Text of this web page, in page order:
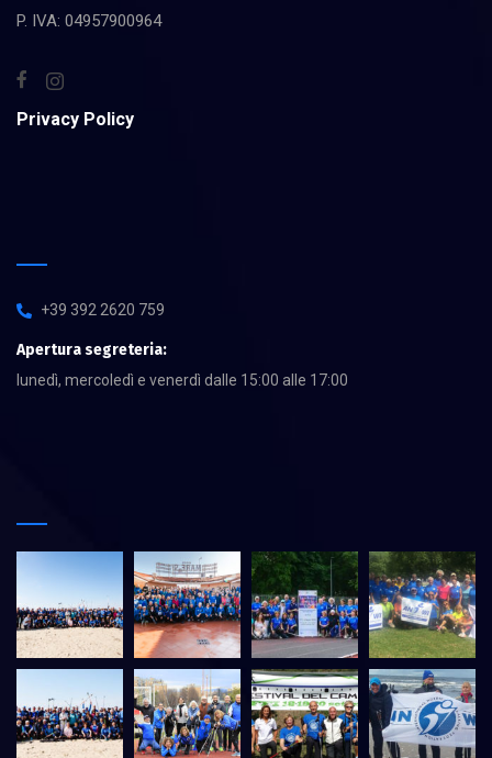
P. IVA: 04957900964
Privacy Policy
+39 392 2620 759
Apertura segreteria:
lunedì, mercoledì e venerdì dalle 15:00 alle 17:00